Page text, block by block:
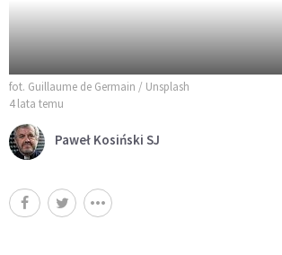
fot. Guillaume de Germain / Unsplash
4 lata temu
Paweł Kosiński SJ